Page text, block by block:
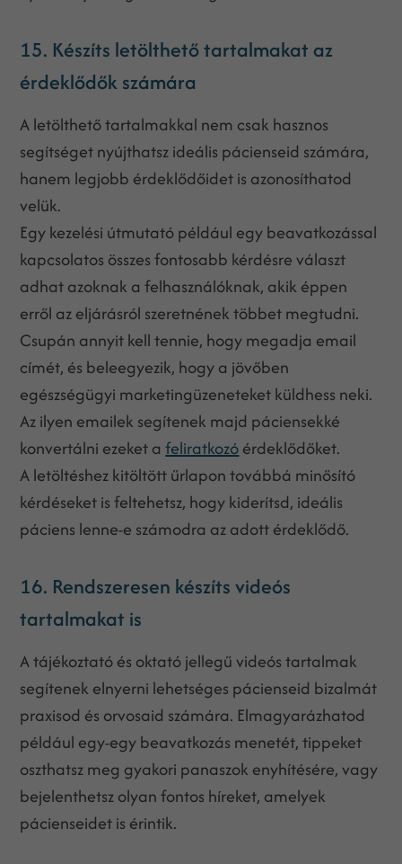
15. Készíts letölthető tartalmakat az
érdeklődők számára
A letölthető tartalmakkal nem csak hasznos
segítséget nyújthatsz ideális pácienseid számára,
hanem legjobb érdeklődőidet is azonosíthatod
velük.
Egy kezelési útmutató például egy beavatkozással
kapcsolatos összes fontosabb kérdésre választ
adhat azoknak a felhasználóknak, akik éppen
erről az eljárásról szeretnének többet megtudni.
Csupán annyit kell tennie, hogy megadja email
címét, és beleegyezik, hogy a jövőben
egészségügyi marketingüzeneteket küldhess neki.
Az ilyen emailek segítenek majd páciensekké
konvertálni ezeket afeliratkozóérdeklődőket.
A letöltéshez kitöltött űrlapon továbbá minősító
kérdéseket is feltehetsz, hogy kiderítsd, ideális
páciens lenne-e számodra az adott érdeklődő.
16. Rendszeresen készíts videós
tartalmakat is
A tájékoztató és oktató jellegű videós tartalmak
segítenek elnyerni lehetséges pácienseid bizalmát
praxisod és orvosaid számára. Elmagyarázhatod
például egy-egy beavatkozás menetét, tippeket
oszthatsz meg gyakori panaszok enyhítésére, vagy
bejelenthetsz olyan fontos híreket, amelyek
pácienseidet is érintik.